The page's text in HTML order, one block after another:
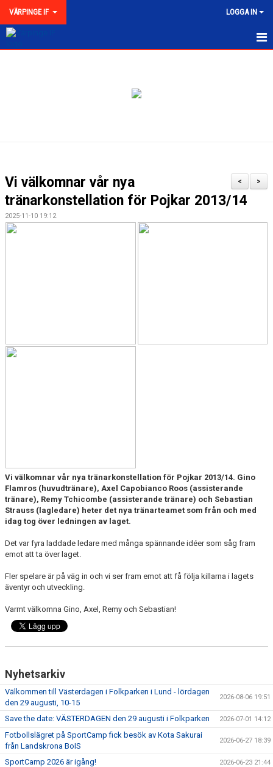
VÄRPINGE IF LOGGA IN
KLUBBKOLLEKTION
>
<
Vi välkomnar vår nya
tränarkonstellation för Pojkar 2013/14
2025-11-10 19:12
Vi välkomnar vår nya tränarkonstellation för Pojkar 2013/14. Gino
Flamros (huvudtränare), Axel Capobianco Roos (assisterande
tränare), Remy Tchicombe (assisterande tränare) och Sebastian
Strauss (lagledare) heter det nya tränarteamet som från och med
idag tog över ledningen av laget.
Det var fyra laddade ledare med många spännande idéer som såg fram
emot att ta över laget.
Fler spelare är på väg in och vi ser fram emot att få följa killarna i lagets
äventyr och utveckling.
Varmt välkomna Gino, Axel, Remy och Sebastian!
Nyhetsarkiv
Välkommen till Västerdagen i Folkparken i Lund - lördagen
den 29 augusti, 10-15
2026-08-06 19:51
Save the date: VÄSTERDAGEN den 29 augusti i Folkparken 2026-07-01 14:12
Fotbollslägret på SportCamp fick besök av Kota Sakurai
från Landskrona BoIS
2026-06-27 18:39
SportCamp 2026 är igång! 2026-06-23 21:44